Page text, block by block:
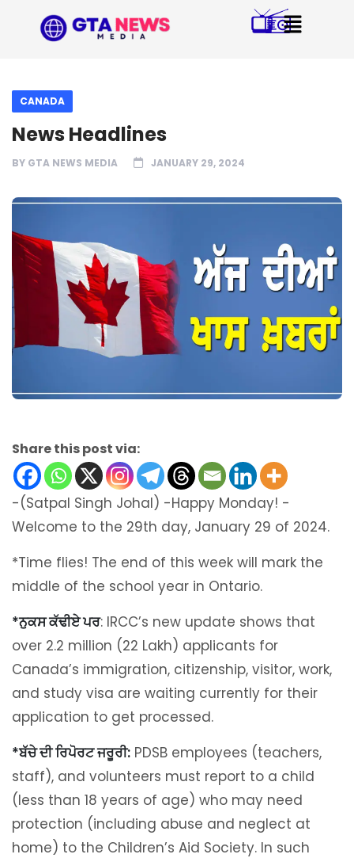
CANADA
News Headlines
BY GTA NEWS MEDIA JANUARY 29, 2024
Share this post via:
-(Satpal Singh Johal) -Happy Monday! -
Welcome to the 29th day, January 29 of 2024.
*Time flies! The end of this week will mark the
middle of the school year in Ontario.
*ਨੁਕਸ ਕੱਢੀਏ ਪਰ: IRCC’s new update shows that
over 2.2 million (22 Lakh) applicants for
Canada’s immigration, citizenship, visitor, work,
and study visa are waiting currently for their
application to get processed.
*ਬੱਚੇ ਦੀ ਰਿਪੋਰਟ ਜਰੂਰੀ: PDSB employees (teachers,
staff), and volunteers must report to a child
(less than 18 years of age) who may need
protection (including abuse and neglect at
home) to the Children’s Aid Society. In such